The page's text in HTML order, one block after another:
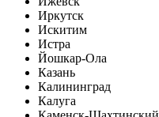
Иркутск
Искитим
Истра
Йошкар-Ола
Казань
Калининград
Калуга